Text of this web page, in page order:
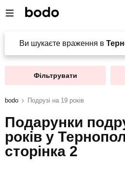
Ви шукаєте враження в
Фільтрувати
bodo Подрузі на 19 років
Подарунки
років у
сторінка 2